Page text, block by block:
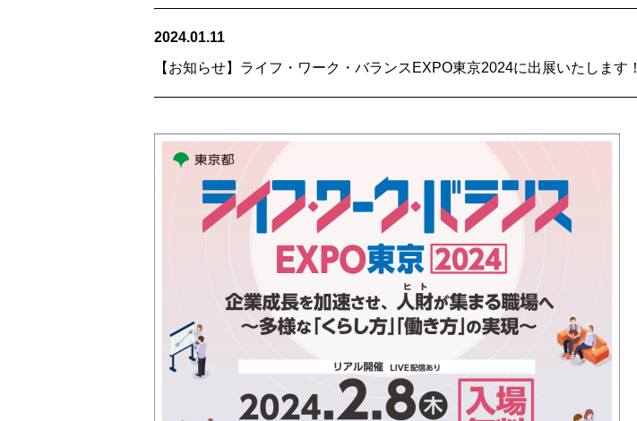
2024.01.11
【お知らせ】ライフ・ワーク・バランスEXPO東京2024に出展いたします！